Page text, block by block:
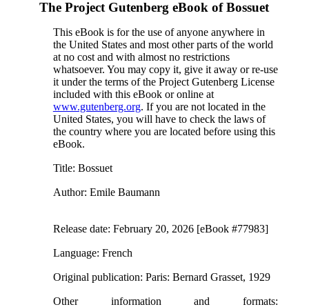
The Project Gutenberg eBook ofBossuet
This eBook is for the use of anyone anywhere in
the United States and most other parts of the world
at no cost and with almost no restrictions
whatsoever. You may copy it, give it away or re-use
it under the terms of the Project Gutenberg License
included with this eBook or online at
www.gutenberg.org. If you are not located in the
United States, you will have to check the laws of
the country where you are located before using this
eBook.
Title: Bossuet
Author: Emile Baumann
Release date: February 20, 2026 [eBook #77983]
Language: French
Original publication: Paris: Bernard Grasset, 1929
Other information and formats: